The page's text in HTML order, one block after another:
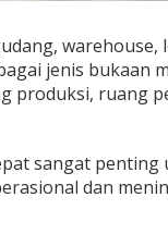
warehouse,
jenis bukaan
produksi, ruang
sangat penting
dan
Bebas Jentik,
Universitas
Ovitrap,
dan
2026